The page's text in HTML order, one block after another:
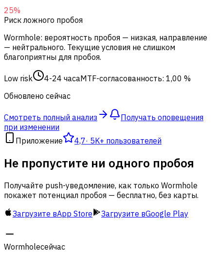
25%
Риск ложного пробоя
Wormhole: вероятность пробоя — низкая, направление
— нейтрального. Текущие условия не слишком
благоприятны для пробоя.
Low risk 4-24 часаMTF-согласованность: 1,00 %
Обновлено сейчас
Смотреть полный анализ
Получать оповещения
при изменении
Приложение
4,7· 5K+ пользователей
Не пропустите ни одного пробоя
Получайте push-уведомление, как только Wormhole
покажет потенциал пробоя — бесплатно, без карты.
Загрузите вApp Store Загрузите вGoogle Play
Wormholeсейчас